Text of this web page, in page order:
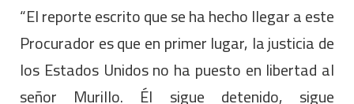
“El reporte escrito que se ha hecho llegar a este
Procurador es que en primer lugar, la justicia de
los Estados Unidos no ha puesto en libertad al
señor Murillo. Él sigue detenido, sigue